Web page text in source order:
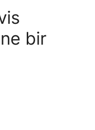
bir